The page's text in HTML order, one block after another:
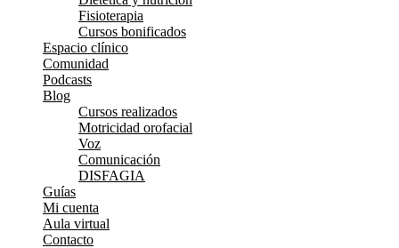
Fisioterapia
Cursos bonificados
Espacio clínico
Comunidad
Podcasts
Blog
Cursos realizados
Motricidad orofacial
Voz
Comunicación
DISFAGIA
Guías
Mi cuenta
Aula virtual
Contacto